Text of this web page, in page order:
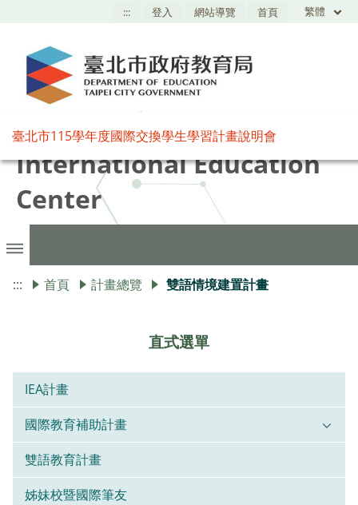
::: 登入 網站導覽 首頁 繁體
臺北市國際教育中心,Taipei
International Education
Center
臺北市115學年度國際交換學生學習計畫說明會
::: 首頁 計畫總覽 雙語情境建置計畫
直式選單
IEA計畫
國際教育補助計畫
雙語教育計畫
姊妹校暨國際筆友